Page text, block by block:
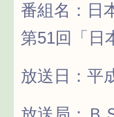
番組名：日
第51回「日
放送日：平